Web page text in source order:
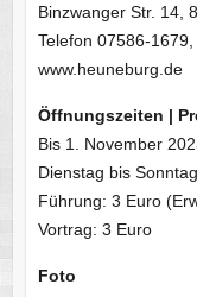
Binzwanger Str. 14,
Telefon 07586-
www.heuneburg.de
Öffnungszeiten |
Bis 1. November
Dienstag bis
Führung: 3 Euro
Vortrag: 3 Euro
Foto